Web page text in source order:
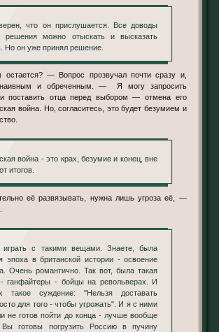
решения можно отыскать и высказать
Но он уже принял решение.
наивным и обреченным. — Я могу запросить
поставить отца перед выбором — отмена его
война. Но, согласитесь, это будет безумием и
итогов.
эпоха в британской истории - освоение
Очень романтично. Так вот, была такая
ганфайтеры - бойцы на револьверах. И
суждение: "Нельзя доставать
для того - чтобы угрожать". И я с ними
не готов пойти до конца - лучше вообще
готовы погрузить Россию в пучину